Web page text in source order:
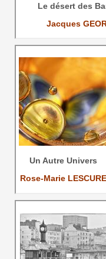
Le désert des
Jacques
Un Autre Univers
Rose-Marie LESCURE